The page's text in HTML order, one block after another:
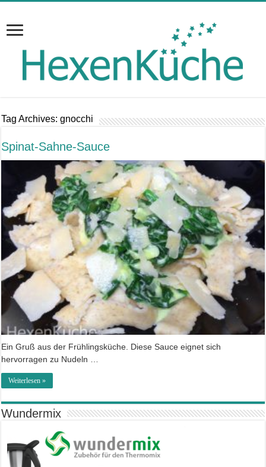
Tag Archives:gnocchi
Spinat-Sahne-Sauce
Ein Gruß aus der Frühlingsküche. Diese Sauce eignet sich
hervorragen zu Nudeln …
Weiterlesen »
Wundermix